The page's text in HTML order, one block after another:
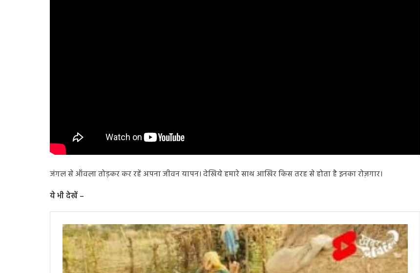
जंगल से आँवला तोड़कर कर रहें अपना जीवन यापन। देखिये हमारे साथ आखिर किस तरह से होता है इनका रोज़गार।
ये भी देखें –